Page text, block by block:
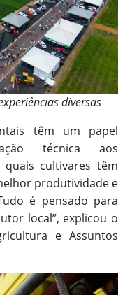
diversas
têm um papel
técnica aos
cultivares têm
produtividade e
é pensado para
local”, explicou o
e Assuntos